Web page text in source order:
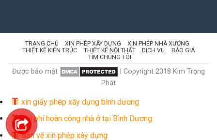
TRANG CHỦ XIN PHÉP XÂY DỰNG
XIN PHÉP NHÀ XƯỞNG
THIẾT KẾ KIẾN TRÚC
THIẾT KẾ NỘI THẤT DỊCH VỤ
BÁO GIÁ
TÌM CHÚNG TÔI
Được bảo mật
| Copyright 2018 Kim Trọng
Phát
xin giấy phép xây dựng bình dương
Chi phí hoàn công nhà ở tại Bình Dương
Bản vẽ xin phép xây dựng